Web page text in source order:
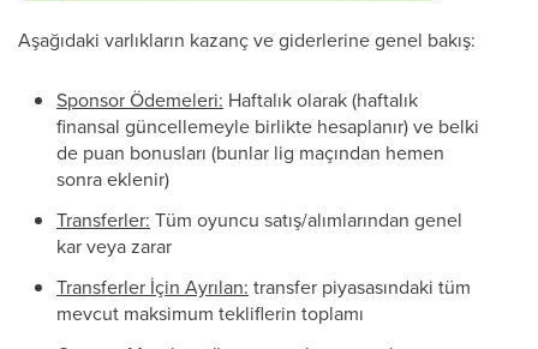
Aşağıdaki varlıkların kazanç ve giderlerine genel bakış:
Sponsor Ödemeleri: Haftalık olarak (haftalık
finansal güncellemeyle birlikte hesaplanır) ve belki
de puan bonusları (bunlar lig maçından hemen
sonra eklenir)
Transferler: Tüm oyuncu satış/alımlarından genel
kar veya zarar
Transferler İçin Ayrılan: transfer piyasasındaki tüm
mevcut maksimum tekliflerin toplamı